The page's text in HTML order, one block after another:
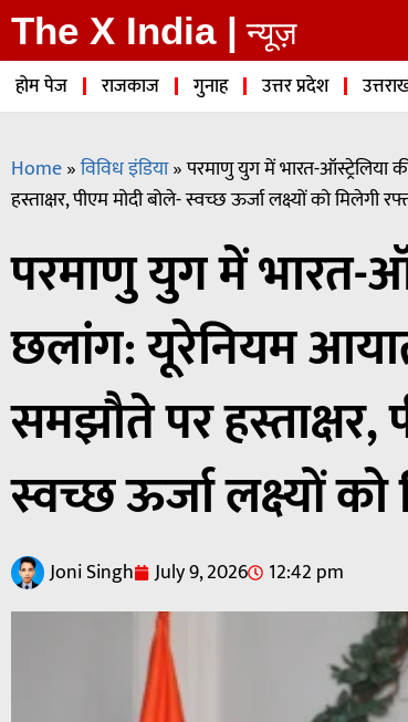
The X India | न्यूज़
होम पेज राजकाज गुनाह उत्तर प्रदेश
Home»विविध इंडिया»परमाणु युग में भारत-
हस्ताक्षर, पीएम मोदी बोले- स्वच्छ ऊर्जा लक्ष्यों को मिलेगी
परमाणु युग में भारत-
छलांग: यूरेनियम
समझौते पर हस्ताक्षर,
स्वच्छ ऊर्जा लक्ष्यों
Joni Singh July 9, 2026 12:42 pm